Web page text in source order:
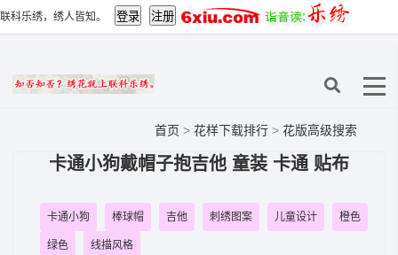
联科乐绣，绣人皆知。
首页 > 花样下载排行 > 花版高级搜索
卡通小狗戴帽子抱吉他 童装 卡通 贴布
卡通小狗 棒球帽 吉他 刺绣图案 儿童设计 橙色
绿色 线描风格